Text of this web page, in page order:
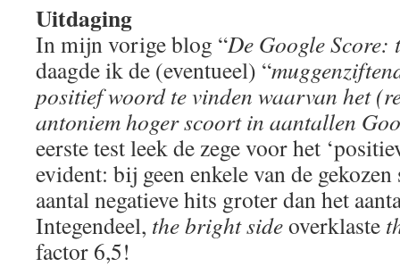
Uitdaging
In mijn vorige blog “De Google Score:
daagde ik de (eventueel) “
positief woord te vinden waarvan het
antoniem hoger scoort in aantallen
eerste test leek de zege voor het
evident: bij geen enkele van de
aantal negatieve hits groter dan het
Integendeel, the bright sideoverklaste
factor 6,5!